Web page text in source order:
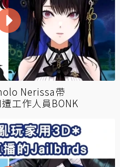
Nerissa帶
工作人員BONK